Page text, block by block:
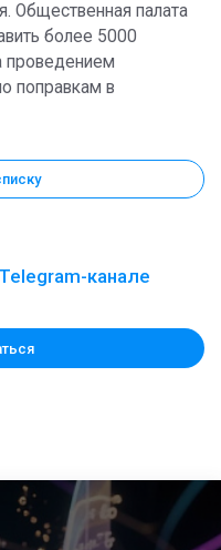
Общественная палата
более 5000
проведением
поправкам в
канале